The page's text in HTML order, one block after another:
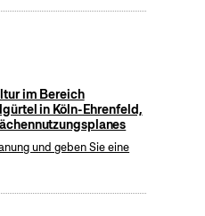
im Bereich
in Köln-Ehrenfeld,
und geben Sie eine